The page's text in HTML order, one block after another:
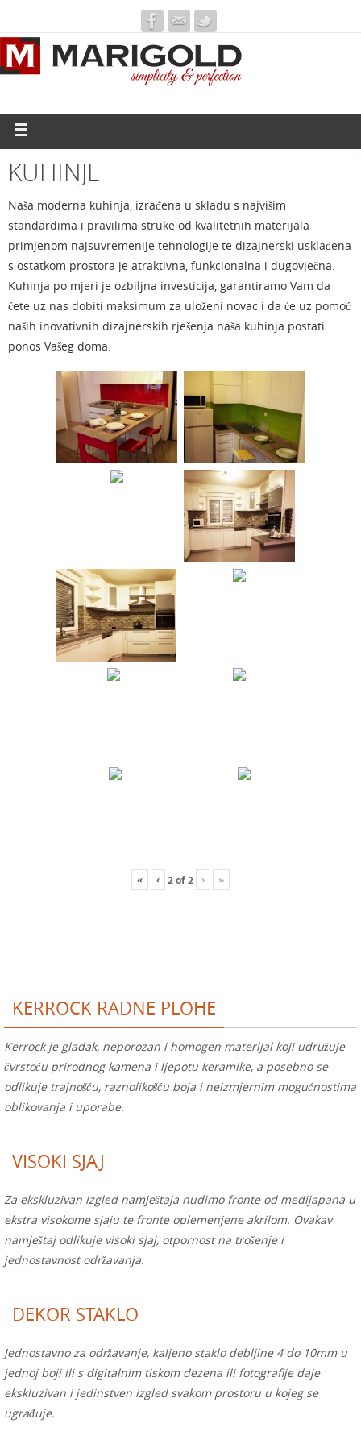
KUHINJE
Naša moderna kuhinja, izrađena u skladu s najvišim
standardima i pravilima struke od kvalitetnih materijala
primjenom najsuvremenije tehnologije te dizajnerski usklađena
s ostatkom prostora je atraktivna, funkcionalna i dugovječna.
Kuhinja po mjeri je ozbiljna investicija, garantiramo Vam da
ćete uz nas dobiti maksimum za uloženi novac i da će uz pomoć
naših inovativnih dizajnerskih rješenja naša kuhinja postati
ponos Vašeg doma.
« ‹ 2of2 › »
KERROCK RADNE PLOHE
Kerrock je gladak, neporozan i homogen materijal koji udružuje
čvrstoću prirodnog kamena i ljepotu keramike, a posebno se
odlikuje trajnošću, raznolikošću boja i neizmjernim mogućnostima
oblikovanja i uporabe.
VISOKI SJAJ
Za ekskluzivan izgled namještaja nudimo fronte od medijapana u
ekstra visokome sjaju te fronte oplemenjene akrilom. Ovakav
namještaj odlikuje visoki sjaj, otpornost na trošenje i
jednostavnost održavanja.
DEKOR STAKLO
Jednostavno za održavanje, kaljeno staklo debljine 4 do 10mm u
jednoj boji ili s digitalnim tiskom dezena ili fotografije daje
ekskluzivan i jedinstven izgled svakom prostoru u kojeg se
ugrađuje.